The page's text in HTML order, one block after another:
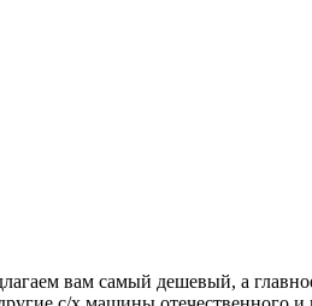
вам самый дешевый, а